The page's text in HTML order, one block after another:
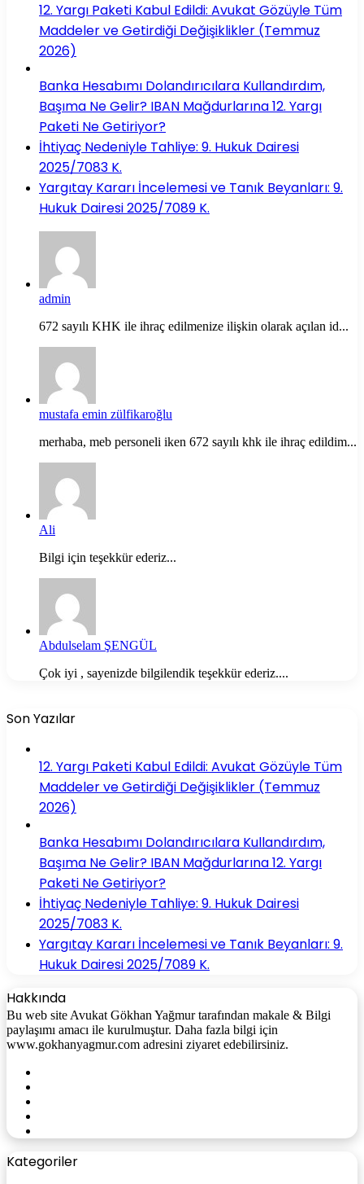
12. Yargı Paketi Kabul Edildi: Avukat Gözüyle Tüm
Maddeler ve Getirdiği Değişiklikler (Temmuz
2026)
Banka Hesabımı Dolandırıcılara Kullandırdım,
Başıma Ne Gelir? IBAN Mağdurlarına 12. Yargı
Paketi Ne Getiriyor?
İhtiyaç Nedeniyle Tahliye: 9. Hukuk Dairesi
2025/7083 K.
Yargıtay Kararı İncelemesi ve Tanık Beyanları: 9.
Hukuk Dairesi 2025/7089 K.
admin
672 sayılı KHK ile ihraç edilmenize ilişkin olarak açılan id...
mustafa emin zülfikaroğlu
merhaba, meb personeli iken 672 sayılı khk ile ihraç edildim...
Ali
Bilgi için teşekkür ederiz...
Abdulselam ŞENGÜL
Çok iyi , sayenizde bilgilendik teşekkür ederiz....
Son Yazılar
12. Yargı Paketi Kabul Edildi: Avukat Gözüyle Tüm
Maddeler ve Getirdiği Değişiklikler (Temmuz
2026)
Banka Hesabımı Dolandırıcılara Kullandırdım,
Başıma Ne Gelir? IBAN Mağdurlarına 12. Yargı
Paketi Ne Getiriyor?
İhtiyaç Nedeniyle Tahliye: 9. Hukuk Dairesi
2025/7083 K.
Yargıtay Kararı İncelemesi ve Tanık Beyanları: 9.
Hukuk Dairesi 2025/7089 K.
Hakkında
Bu web site Avukat Gökhan Yağmur tarafından makale & Bilgi
paylaşımı amacı ile kurulmuştur. Daha fazla bilgi için
www.gokhanyagmur.com adresini ziyaret edebilirsiniz.
Kategoriler